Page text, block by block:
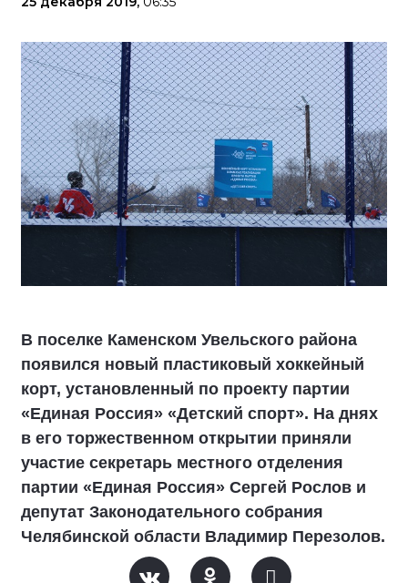
В поселке Каменском Увельского района
появился новый пластиковый хоккейный
корт, установленный по проекту партии
«Единая Россия» «Детский спорт». На днях
в его торжественном открытии приняли
участие секретарь местного отделения
партии «Единая Россия» Сергей Рослов и
депутат Законодательного собрания
Челябинской области Владимир Перезолов.